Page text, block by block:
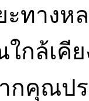
ะทาง
กล้เคีย
กคุณป